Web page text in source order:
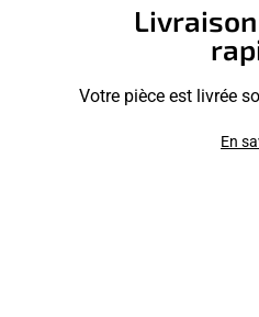
Votre pièce est livrée
En